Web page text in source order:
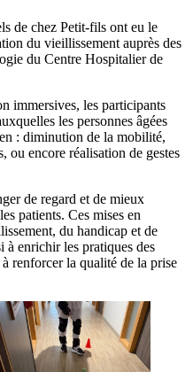
de chez Petit-fils ont eu le
du vieillissement auprès des
du Centre Hospitalier de
immersives, les participants
les personnes âgées
: diminution de la mobilité,
ou encore réalisation de gestes
de regard et de mieux
patients. Ces mises en
du handicap et de
à enrichir les pratiques des
renforcer la qualité de la prise